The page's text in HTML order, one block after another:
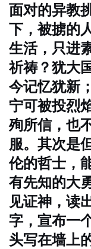
面对的异教
下，被掳的
生活，只进
祈祷？犹大
今记忆犹新
宁可被投烈
殉所信，也
服。其次是
伦的哲士，
有先知的大
见证神，读
字，宣布一
头写在墙上